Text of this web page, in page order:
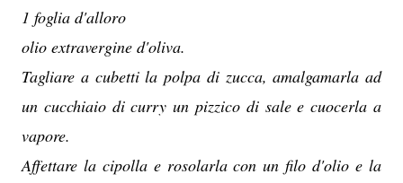
1 foglia d'alloro
olio extravergine d'oliva.
Tagliare a cubetti la polpa di zucca, amalgamarla ad
un cucchiaio di curry un pizzico di sale e cuocerla a
vapore.
Affettare la cipolla e rosolarla con un filo d'olio e la